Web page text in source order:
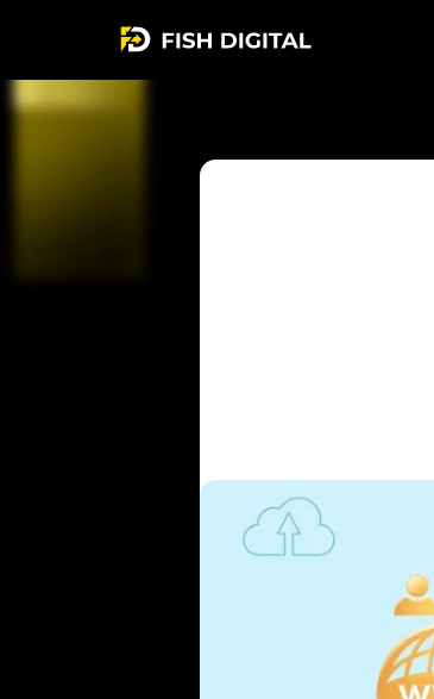
З початком
стрімке